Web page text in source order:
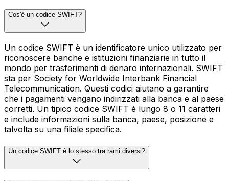
Cos'è un codice SWIFT?
Un codice SWIFT è un identificatore unico utilizzato per
riconoscere banche e istituzioni finanziarie in tutto il
mondo per trasferimenti di denaro internazionali. SWIFT
sta per Society for Worldwide Interbank Financial
Telecommunication. Questi codici aiutano a garantire
che i pagamenti vengano indirizzati alla banca e al paese
corretti. Un tipico codice SWIFT è lungo 8 o 11 caratteri
e include informazioni sulla banca, paese, posizione e
talvolta su una filiale specifica.
Un codice SWIFT è lo stesso tra rami diversi?